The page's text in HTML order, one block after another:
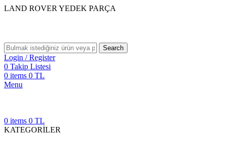
LAND ROVER YEDEK PARÇA
Search
Login / Register
0 Takip Listesi
0 items 0 TL
Menu
0 items 0 TL
KATEGORİLER